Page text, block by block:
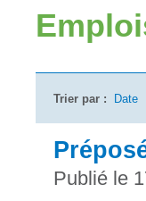
Trier par : Date
Publié le